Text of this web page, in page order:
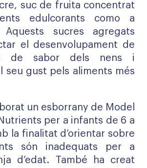
suc de fruita concentrat
edulcorants como a
Aquests sucres agregats
el desenvolupament de
de sabor dels nens i
seu gust pels aliments més
un esborrany de Model
per a infants de 6 a
la finalitat d’orientar sobre
són inadequats per a
d’edat. També ha creat